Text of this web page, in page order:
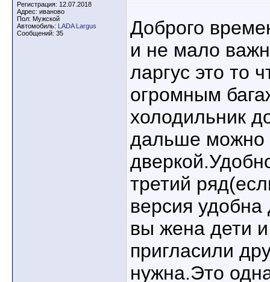
Регистрация: 12.07.2018
Адрес: иваново
Пол: Мужской
Автомобиль: LADA Largus
Сообщений: 35
Доброго
и не мало
ларгус это то
огромным
холодильник
дальше можно
третий
версия
вы жена дети и
пригласили
нужна.Это